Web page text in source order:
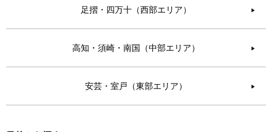
足摺・四万十（西部エリア） ▶︎
高知・須崎・南国（中部エリア） ▶︎
安芸・室戸（東部エリア） ▶︎